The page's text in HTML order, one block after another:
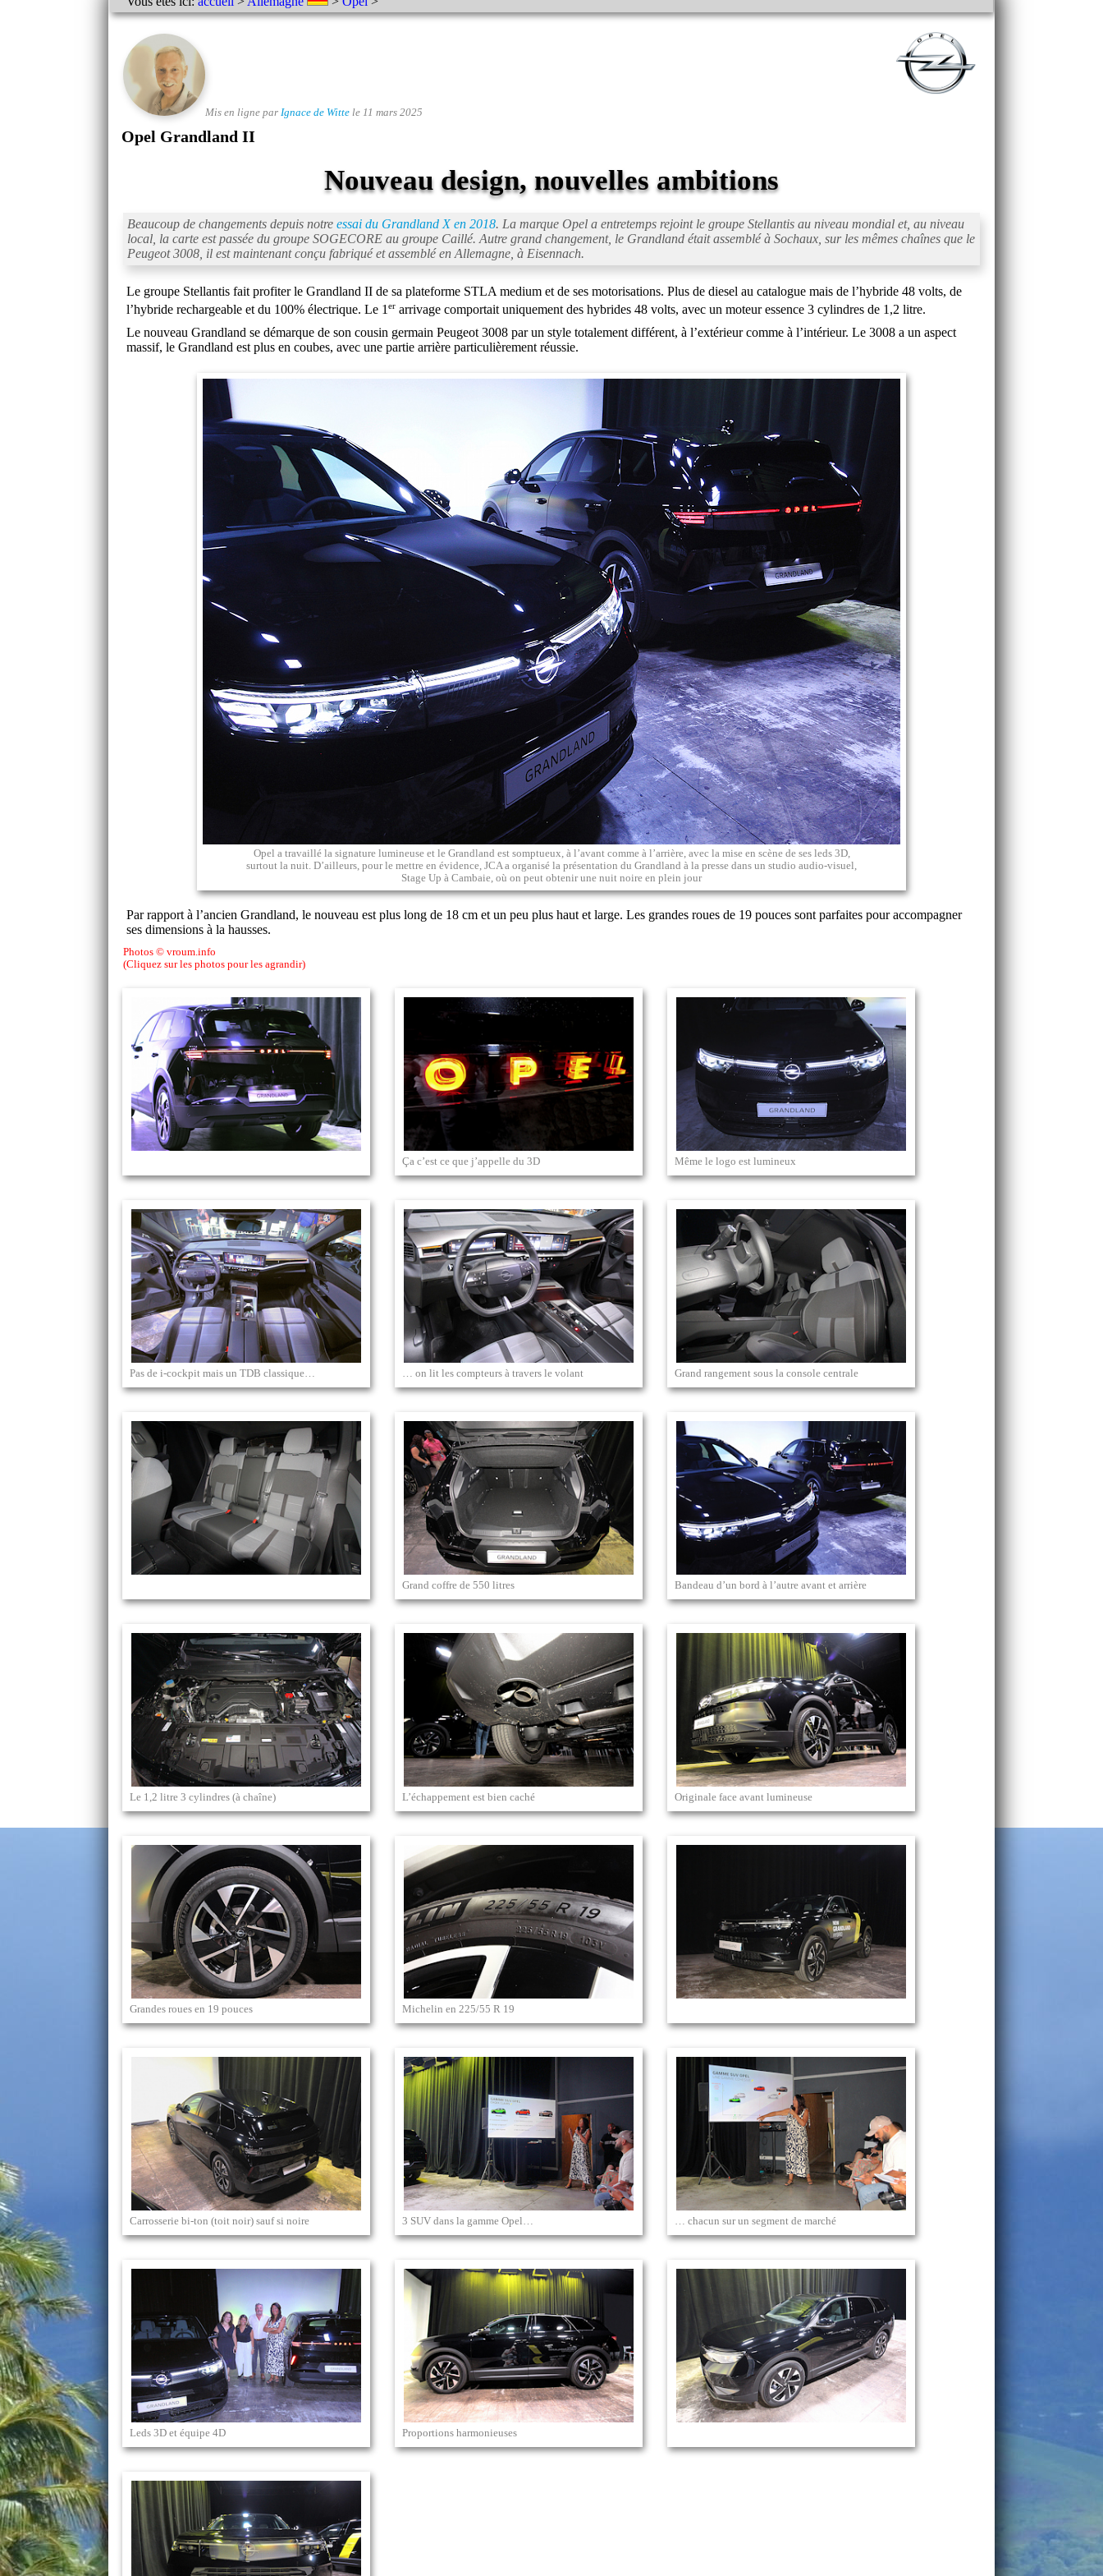
Mis en ligne par Ignace de Witte le 11 mars 2025
Opel Grandland II
Nouveau design, nouvelles ambitions
Beaucoup de changements depuis notreessai du Grandland X en 2018. La marque Opel a entretemps rejoint le groupe Stellantis au niveau mondial et, au niveau
local, la carte est passée du groupe SOGECORE au groupe Caillé. Autre grand changement, le Grandland était assemblé à Sochaux, sur les mêmes chaînes que le
Peugeot 3008, il est maintenant conçu fabriqué et assemblé en Allemagne, à Eisennach.
Le groupe Stellantis fait profiter le Grandland II de sa plateforme STLA medium et de ses motorisations. Plus de diesel au catalogue mais de l’hybride 48 volts, de
l’hybride rechargeable et du 100% électrique. Le 1erarrivage comportait uniquement des hybrides 48 volts, avec un moteur essence 3 cylindres de 1,2 litre.
Le nouveau Grandland se démarque de son cousin germain Peugeot 3008 par un style totalement différent, à l’extérieur comme à l’intérieur. Le 3008 a un aspect
massif, le Grandland est plus en coubes, avec une partie arrière particulièrement réussie.
Opel a travaillé la signature lumineuse et le Grandland est somptueux, à l’avant comme à l’arrière, avec la mise en scène de ses leds 3D,
surtout la nuit. D’ailleurs, pour le mettre en évidence, JCA a organisé la présentation du Grandland à la presse dans un studio audio-visuel,
Stage Up à Cambaie, où on peut obtenir une nuit noire en plein jour
Par rapport à l’ancien Grandland, le nouveau est plus long de 18 cm et un peu plus haut et large. Les grandes roues de 19 pouces sont parfaites pour accompagner
ses dimensions à la hausses.
Photos © vroum.info
(Cliquez sur les photos pour les agrandir)
Ça c’est ce que j’appelle du 3D Même le logo est lumineux
Pas de i-cockpit mais un TDB classique… … on lit les compteurs à travers le volant Grand rangement sous la console centrale
Grand coffre de 550 litres Bandeau d’un bord à l’autre avant et arrière
Le 1,2 litre 3 cylindres (à chaîne) L’échappement est bien caché Originale face avant lumineuse
Grandes roues en 19 pouces Michelin en 225/55 R 19
Carrosserie bi-ton (toit noir) sauf si noire 3 SUV dans la gamme Opel… … chacun sur un segment de marché
Leds 3D et équipe 4D Proportions harmonieuses